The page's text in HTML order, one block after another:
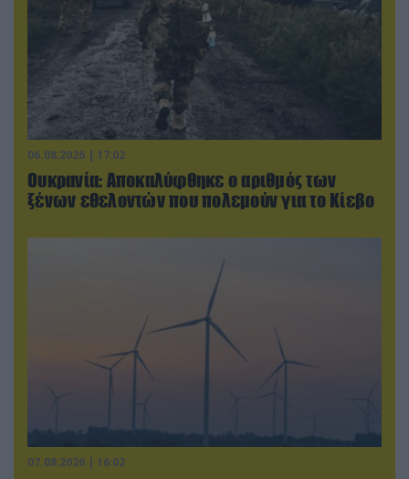
06.08.2026 | 17:02
Ουκρανία: Αποκαλύφθηκε ο αριθμός των
ξένων εθελοντών που πολεμούν για το Κίεβο
07.08.2026 | 16:02